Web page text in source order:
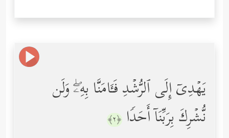
یَهۡدِیۤ إِلَى ٱلرُّشۡدِ فَـَٔامَنَّا بِهِۦۖ وَلَن
نُّشۡرِكَ بِرَبِّنَاۤ أَحَدࣰا ﴿٢﴾